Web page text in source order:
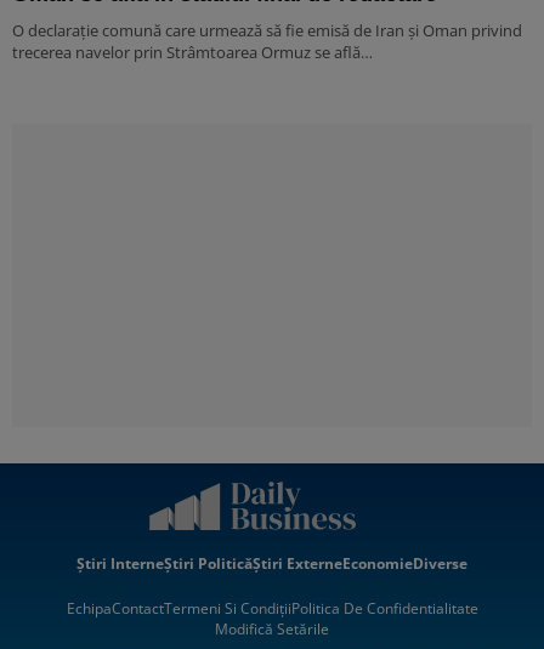
O declarație comună care urmează să fie emisă de Iran și Oman privind
trecerea navelor prin Strâmtoarea Ormuz se află…
Știri InterneȘtiri PoliticăȘtiri ExterneEconomieDiverse
EchipaContactTermeni Si CondițiiPolitica De Confidentialitate
Modifică Setările